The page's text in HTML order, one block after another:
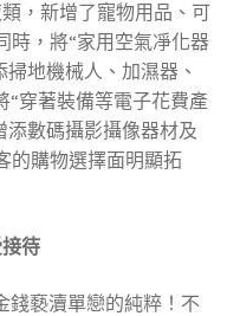
，新增了寵物用品、可
時，將“家用空氣凈化器
地機械人、加濕器、
“穿著裝備等電子花費產
添數碼攝影攝像器材及
的購物選擇面明顯拓
待
錢褻瀆單戀的純粹！不